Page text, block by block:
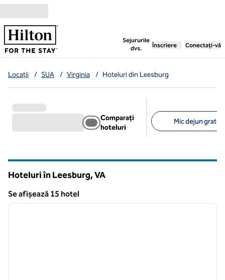
Salt la conținut
Sejururile
dvs.
, deschide o filă nouă
Înscriere Conectați-vă
Locații / SUA / Virginia / Hoteluri din Leesburg
Comparați
hoteluri
Mic dejun
Hoteluri în Leesburg,VA
Se afișează 15 hotel
Se afișează 15 hotel
1 din 12